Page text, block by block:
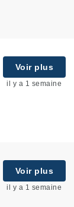
Voir plus
il y a 1 semaine
Voir plus
il y a 1 semaine